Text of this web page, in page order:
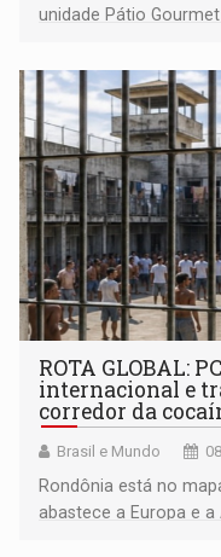
unidade Pátio Gourmet
ROTA GLOBAL:
internacional e
corredor da
Brasil e Mundo
Rondônia está no
abastece a Europa e a